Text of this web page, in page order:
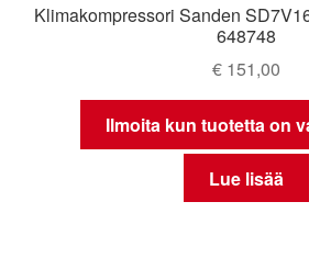
Klimakompressori Sanden
648748
€ 151,00
Ilmoita kun tuotetta on
Lue lisää